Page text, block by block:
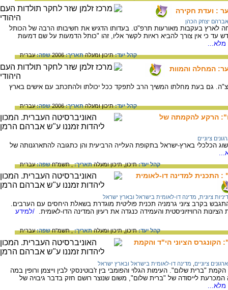
: ועדת חקירה
יצחק הכהן
לארץ בעקבות מאורעות תרפ"ט. בעדותו הדגיש את חשיבותו הרבה של הכותל
עד כי אין צורך להביא ראיות לקשר אליו, זהו "כותל הדמעות על שם דמעות
מלא...
קהל יעד:תיכון ומעלהתאריך:2006 שפה:עברית
המחלה והמוות
גם בעת מחלתו המשיך הרב לתפקד ככל יכולתו ולהתכתב עם אישים בארץ
קהל יעד:תיכון ומעלהתאריך:2006 שפה:עברית
הרקע להקמתה של
ציוניים
הכלכלי בארץ-ישראל בתקופת העלייה הרביעית והן כתגובה להתארגנותה של
קהל יעד:תיכון,תיכון ומעלהתאריך:, תשמ"חשפה:עברית
: התכנית למדינה דו-לאומית
ציונית מדינה דו-לאומית בישראל ובארץ ישראל
להתגבש בקרב ציוני גרמניה תכנית פוליטית מוגדרת בשאלת היחסים עם הערבים.
הרוויזיוניסטית והעמידה כנגדה את רעיון המדינה הדו-לאומית. /למידע
קהל יעד:תיכון,תיכון ומעלהתאריך:, תשמ"חשפה:עברית
הקונגרס הציוני הי"ד והקמת
ארגונים ציוניים מדינה דו-לאומית בישראל ובארץ ישראל
"ברית שלום". העימות הגלוי והפומבי בין ז'בוטינסקי לבין וייצמן ורופין במה
לייסודה של "ברית שלום", משום שנוצר רושם חזק בדבר גיבויה של